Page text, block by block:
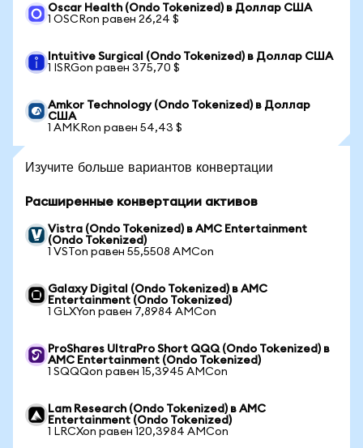
Oscar Health (Ondo Tokenized) в Доллар США
1 OSCRon равен 26,24 $
Intuitive Surgical (Ondo Tokenized) в Доллар США
1 ISRGon равен 375,70 $
Amkor Technology (Ondo Tokenized) в Доллар
США
1 AMKRon равен 54,43 $
Изучите больше вариантов конвертации
Расширенные конвертации активов
Vistra (Ondo Tokenized) в AMC Entertainment
(Ondo Tokenized)
1 VSTon равен 55,5508 AMCon
Galaxy Digital (Ondo Tokenized) в AMC
Entertainment (Ondo Tokenized)
1 GLXYon равен 7,8984 AMCon
ProShares UltraPro Short QQQ (Ondo Tokenized) в
AMC Entertainment (Ondo Tokenized)
1 SQQQon равен 15,3945 AMCon
Lam Research (Ondo Tokenized) в AMC
Entertainment (Ondo Tokenized)
1 LRCXon равен 120,3984 AMCon